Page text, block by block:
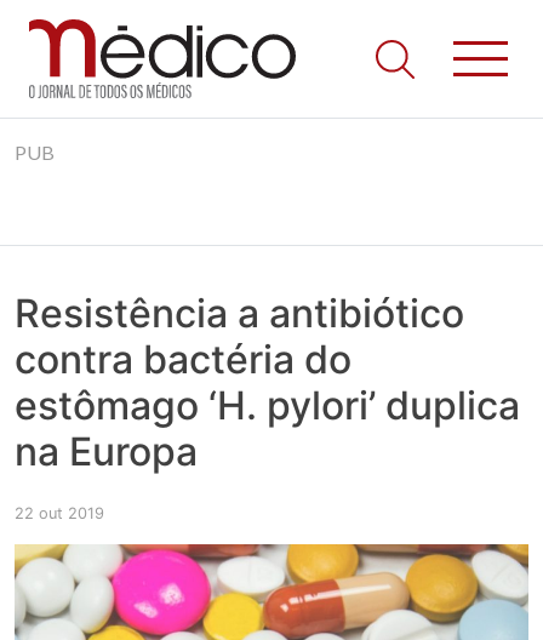
to
Jornal Médico
Médico – O Jornal de Todos os Médicos. Onde as notícias
realmente contam! Tudo o que se passa na Saúde!
PUB
Resistência a antibiótico
contra bactéria do
estômago ‘H. pylori’ duplica
na Europa
22 out 2019